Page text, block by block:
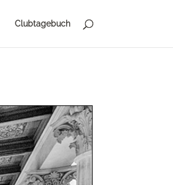
Clubtagebuch